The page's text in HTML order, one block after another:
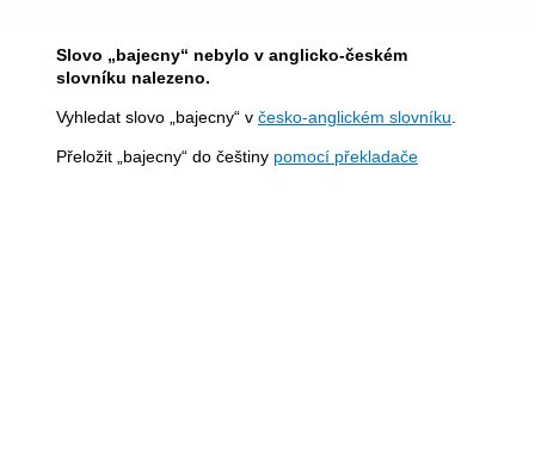
Slovo „bajecny“ nebylo v anglicko-českém
slovníku nalezeno.
Vyhledat slovo „bajecny“ v česko-anglickém slovníku
Přeložit „bajecny“ do češtiny pomocí překladače